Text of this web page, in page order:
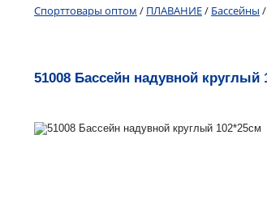
Спорттовары оптом / ПЛАВАНИЕ/ Бассейны /
51008 Бассейн надувной круглый